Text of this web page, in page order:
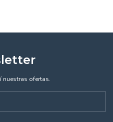
nuestras ofertas.